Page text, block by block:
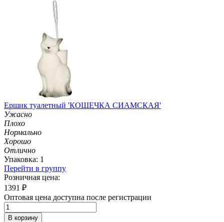
Ершик туалетный 'КОШЕЧКА СИАМСКАЯ'
Ужасно
Плохо
Нормально
Хорошо
Отлично
Упаковка: 1
Перейти в группу
Розничная цена:
1391 ₽
Оптовая цена доступна после регистрации
В корзину